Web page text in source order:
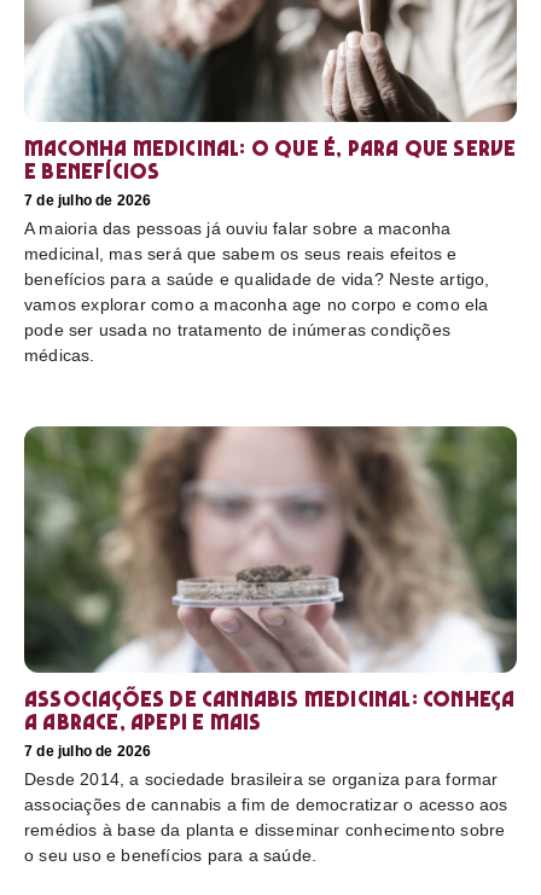
Maconha medicinal: O que é, para que serve
e benefícios
7 de julho de 2026
A maioria das pessoas já ouviu falar sobre a maconha
medicinal, mas será que sabem os seus reais efeitos e
benefícios para a saúde e qualidade de vida? Neste artigo,
vamos explorar como a maconha age no corpo e como ela
pode ser usada no tratamento de inúmeras condições
médicas.
Associações de cannabis medicinal: conheça
a Abrace, Apepi e mais
7 de julho de 2026
Desde 2014, a sociedade brasileira se organiza para formar
associações de cannabis a fim de democratizar o acesso aos
remédios à base da planta e disseminar conhecimento sobre
o seu uso e benefícios para a saúde.